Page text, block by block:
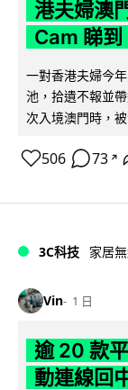
港夫婦澳
Cam 睇
一對香港夫婦今
池，拾遺不報並
次入境澳門時，
506 73 ↗
3C科技 家居
Vin 1 日
逾 20 款
動連線回